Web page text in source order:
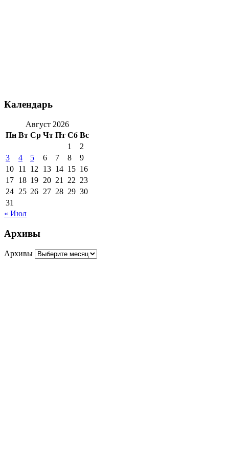
Календарь
Август 2026
Пн Вт Ср Чт Пт Сб Вс
1
2
3
4 5 6 7 8
9
10 11 12 13 14 15 16
17 18 19 20 21 22 23
24 25 26 27 28 29 30
31
« Июл
Архивы
Архивы